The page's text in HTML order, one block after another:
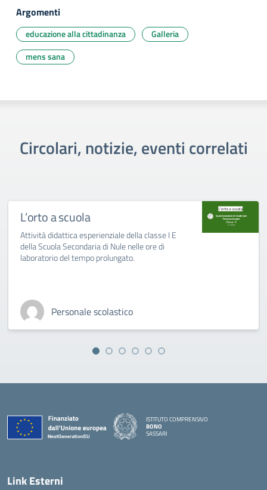
Argomenti
educazione alla cittadinanza
Galleria
mens sana
Circolari, notizie, eventi correlati
L’orto a scuola
Attività didattica esperienziale della classe I E
della Scuola Secondaria di Nule nelle ore di
laboratorio del tempo prolungato.
Personale scolastico
ISTITUTO COMPRENSIVO
BONO
SASSARI
Link Esterni